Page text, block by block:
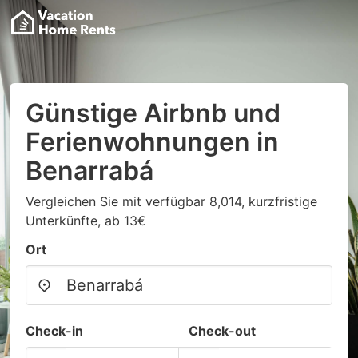
Günstige Airbnb und
Ferienwohnungen in
Benarrabá
Vergleichen Sie mit verfügbar 8,014, kurzfristige
Unterkünfte, ab 13€
Ort
Check-in Check-out